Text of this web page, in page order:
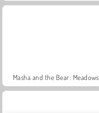
Masha and the Bear: Meadows